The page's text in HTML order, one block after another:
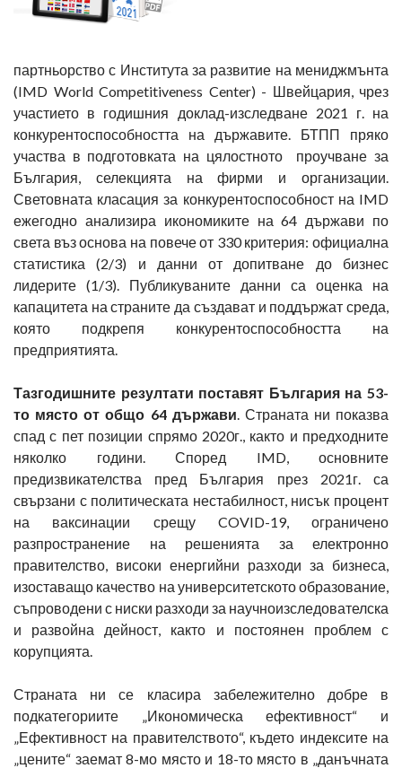
партньорство с Института за развитие на мениджмънта
(IMD World Competitiveness Center) - Швейцария, чрез
участието в годишния доклад-изследване 2021 г. на
конкурентоспособността на държавите. БТПП пряко
участва в подготовката на цялостното проучване за
България, селекцията на фирми и организации.
Световната класация за конкурентоспособност на IMD
ежегодно анализира икономиките на 64 държави по
света въз основа на повече от 330 критерия: официална
статистика (2/3) и данни от допитване до бизнес
лидерите (1/3). Публикуваните данни са оценка на
капацитета на страните да създават и поддържат среда,
която подкрепя конкурентоспособността на
предприятията.
Тазгодишните резултати поставят България на 53-
то място от общо 64 държави . Страната ни показва
спад с пет позиции спрямо 2020г., както и предходните
няколко години. Според IMD, основните
предизвикателства пред България през 2021г. са
свързани с политическата нестабилност, нисък процент
на ваксинации срещу COVID-19, ограничено
разпространение на решенията за електронно
правителство, високи енергийни разходи за бизнеса,
изоставащо качество на университетското образование,
съпроводени с ниски разходи за научноизследователска
и развойна дейност, както и постоянен проблем с
корупцията.
Страната ни се класира забележително добре в
подкатегориите „Икономическа ефективност“ и
„Ефективност на правителството“, където индексите на
„цените“ заемат 8-мо място и 18-то място в „данъчната